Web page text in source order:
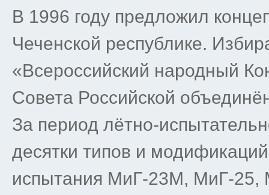
В 1996 году предложил
Чеченской республике.
«Всероссийский народный
Совета Российской
За период лётно-
десятки типов и
испытания МиГ-23М, МиГ-25,